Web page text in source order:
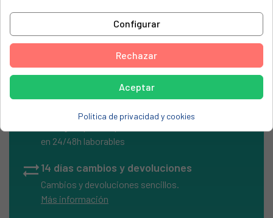
Cuchillo de la picadora batidora Ufesa 611303
en 24/48h laborables
sync_alt14 días cambios y devoluciones
Cambios y devoluciones sencillos.
Más información
Configurar
Rechazar
Aceptar
Política de privacidad y cookies